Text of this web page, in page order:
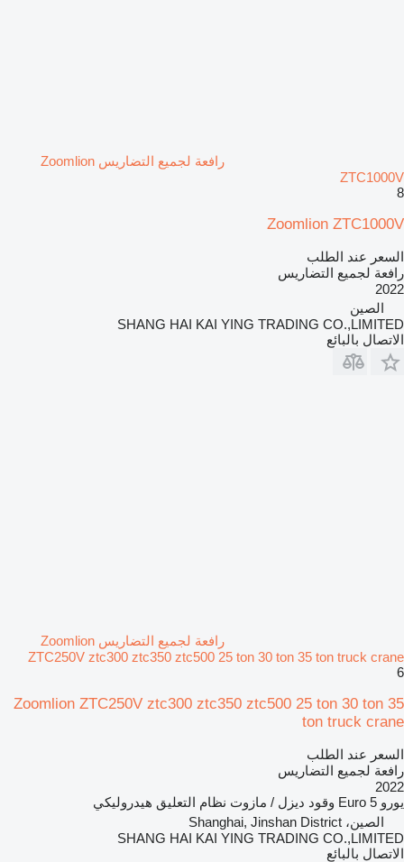
رافعة لجميع التضاريس Zoomlion
ZTC1000V
8
Zoomlion ZTC1000V
السعر عند الطلب
رافعة لجميع التضاريس
2022
الصين
SHANG HAI KAI YING TRADING CO.,LIMITED
الاتصال بالبائع
رافعة لجميع التضاريس Zoomlion
ZTC250V ztc300 ztc350 ztc500 25 ton 30 ton 35 ton truck crane
6
Zoomlion ZTC250V ztc300 ztc350 ztc500 25 ton 30 ton 35
ton truck crane
السعر عند الطلب
رافعة لجميع التضاريس
2022
يورو Euro 5 وقود ديزل / مازوت نظام التعليق هيدروليكي
الصين، Shanghai, Jinshan District
SHANG HAI KAI YING TRADING CO.,LIMITED
الاتصال بالبائع